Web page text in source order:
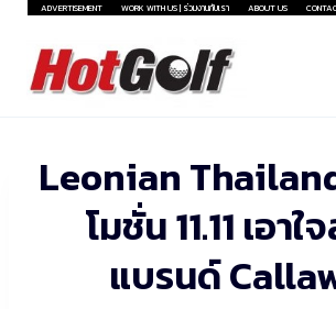
Skip
content
ADVERTISEMENT WORK WITH US | ร่วมงานกับเรา ABOUT US
Leonian
โมชั่น 11.11 เอาใ
แบรนด์